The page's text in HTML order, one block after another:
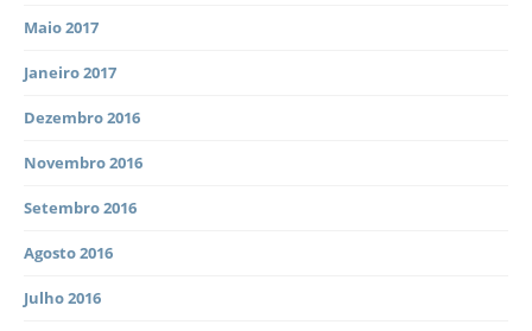
Maio 2017
Janeiro 2017
Dezembro 2016
Novembro 2016
Setembro 2016
Agosto 2016
Julho 2016